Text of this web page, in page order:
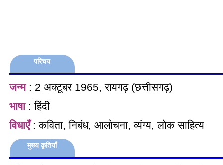
परिचय
जन्म: 2 अक्टूबर 1965, रायगढ़ (छत्तीसगढ़)
भाषा: हिंदी
विधाएँ: कविता, निबंध, आलोचना, व्यंग्य, लोक साहित्य
मुख्य कृतियाँ